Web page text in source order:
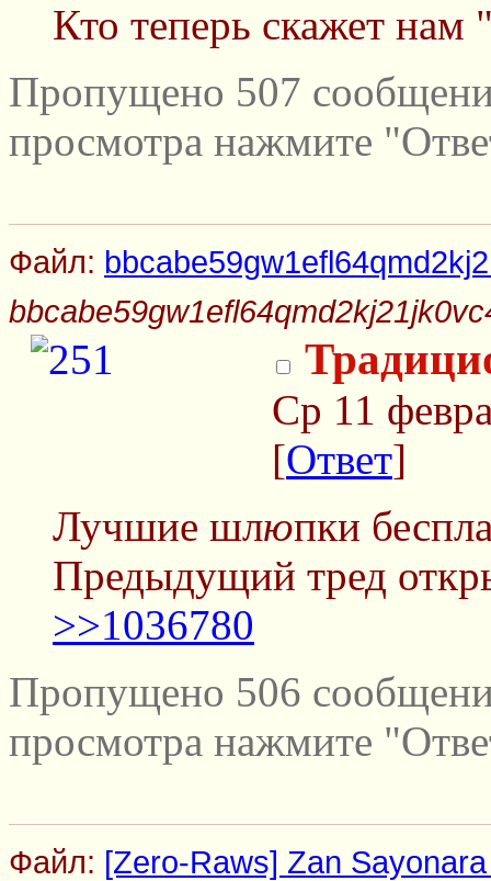
Кто теперь скажет
Пропущено 507
просмотра нажмите
Файл:
Ср 11
[Ответ]
Лучшие шлюпки
Предыдущий тред
>>1036780
Пропущено 506
просмотра нажмите
Файл: [Zero-Raws] Zan